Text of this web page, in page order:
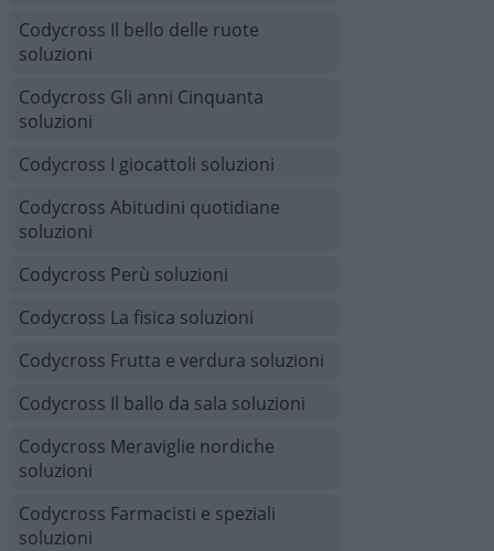
Codycross Il bello delle ruote
soluzioni
Codycross Gli anni Cinquanta
soluzioni
Codycross I giocattoli soluzioni
Codycross Abitudini quotidiane
soluzioni
Codycross Perù soluzioni
Codycross La fisica soluzioni
Codycross Frutta e verdura soluzioni
Codycross Il ballo da sala soluzioni
Codycross Meraviglie nordiche
soluzioni
Codycross Farmacisti e speziali
soluzioni